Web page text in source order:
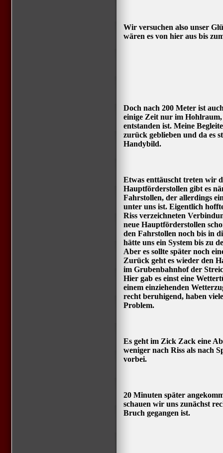
Wir versuchen also unser
wären es von hier aus bis
Doch nach 200 Meter ist
einige Zeit nur im Hohlraum,
entstanden ist. Meine
zurück geblieben und da es
Handybild.
Etwas enttäuscht treten wir
Hauptförderstollen gibt es
Fahrstollen, der allerdings
unter uns ist. Eigentlich
Riss verzeichneten
neue Hauptförderstollen
den Fahrstollen noch bis in
hätte uns ein System bis zu
Aber es sollte später noch
Zurück geht es wieder den
im Grubenbahnhof der
Hier gab es einst eine
einem einziehenden
recht beruhigend, haben
Problem.
Es geht im Zick Zack eine
weniger nach Riss als nach
vorbei.
20 Minuten später
schauen wir uns zunächst
Bruch gegangen ist.